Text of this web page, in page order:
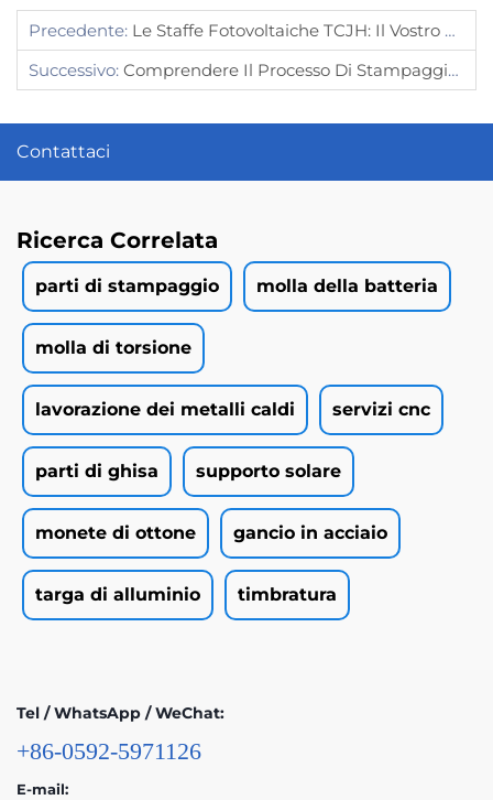
Precedente: Le Staffe Fotovoltaiche TCJH: Il Vostro Partner Di Fiducia Per L'energia Solare
Successivo: Comprendere Il Processo Di Stampaggio Di Metallo Profondo Per Parti Complesse
Contattaci
Ricerca Correlata
parti di stampaggio molla della batteria
molla di torsione
lavorazione dei metalli caldi servizi cnc
parti di ghisa supporto solare
monete di ottone gancio in acciaio
targa di alluminio timbratura
Tel / WhatsApp / WeChat:
+86-0592-5971126
E-mail: